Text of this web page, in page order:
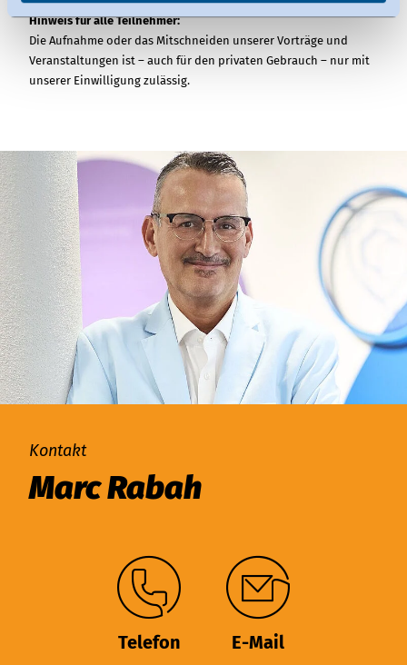
widerrufen.
Hinweis für alle Teilnehmer:
Die Aufnahme oder das Mitschneiden unserer Vorträge und
Veranstaltungen ist – auch für den privaten Gebrauch – nur mit
unserer Einwilligung zulässig.
Kontakt
Marc Rabah
Telefon E-Mail